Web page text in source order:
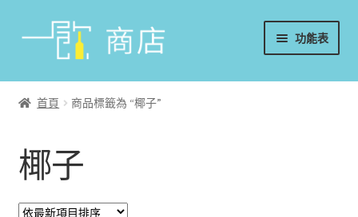
功能表
首頁
香檳/氣泡酒
威士忌
首頁 商品標籤為 “椰子”
椰子